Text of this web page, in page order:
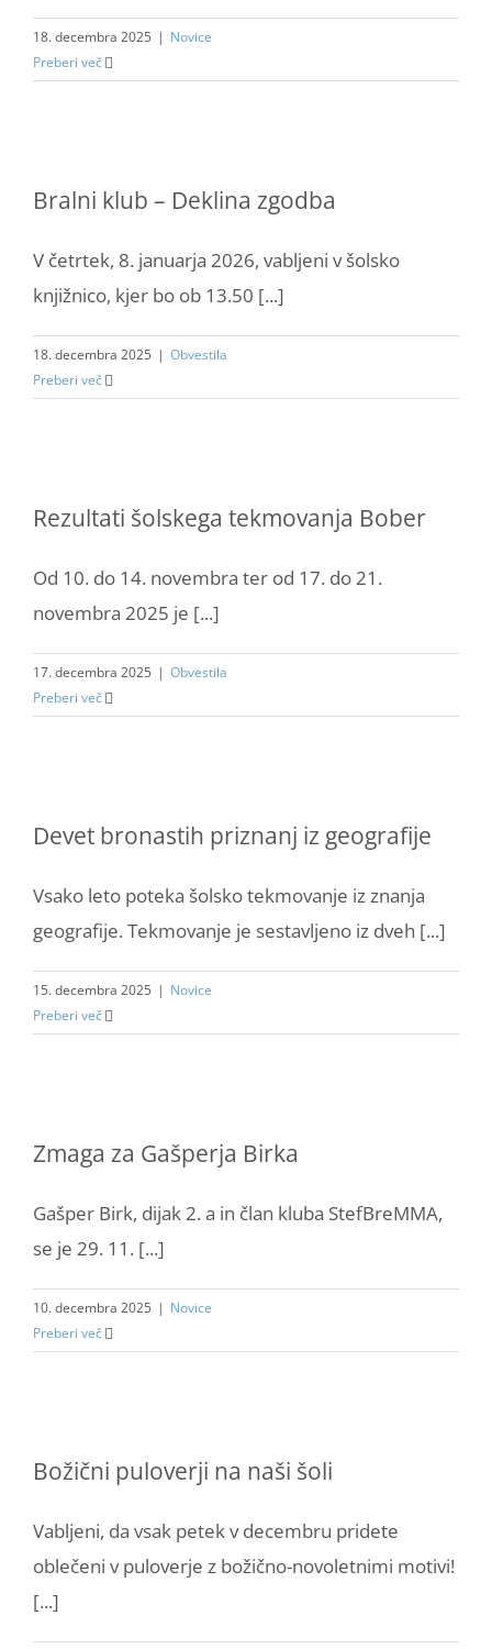
18. decembra 2025 | Novice
Preberi več
Bralni klub – Deklina zgodba
V četrtek, 8. januarja 2026, vabljeni v šolsko
knjižnico, kjer bo ob 13.50 [...]
18. decembra 2025 | Obvestila
Preberi več
Rezultati šolskega tekmovanja Bober
Od 10. do 14. novembra ter od 17. do 21.
novembra 2025 je [...]
17. decembra 2025 | Obvestila
Preberi več
Devet bronastih priznanj iz geografije
Vsako leto poteka šolsko tekmovanje iz znanja
geografije. Tekmovanje je sestavljeno iz dveh [...]
15. decembra 2025 | Novice
Preberi več
Zmaga za Gašperja Birka
Gašper Birk, dijak 2. a in član kluba StefBreMMA,
se je 29. 11. [...]
10. decembra 2025 | Novice
Preberi več
Božični puloverji na naši šoli
Vabljeni, da vsak petek v decembru pridete
oblečeni v puloverje z božično-novoletnimi motivi!
[...]